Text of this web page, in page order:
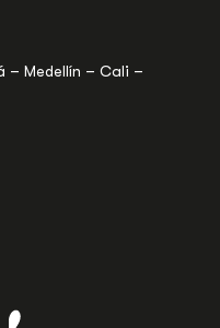
– Medellín – Cali –